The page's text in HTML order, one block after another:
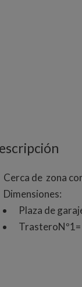
Cerca de zona
Dimensiones:
Plaza de
TrasteroNº1=